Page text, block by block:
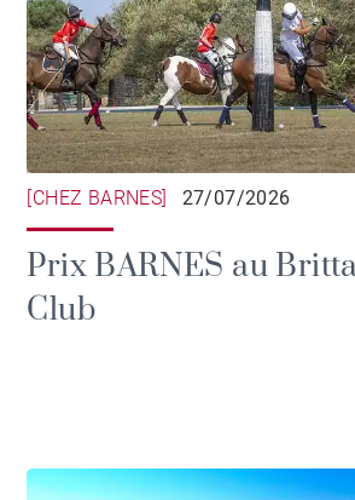
[CHEZ BARNES] 27/07/2026
Prix BARNES au
Club